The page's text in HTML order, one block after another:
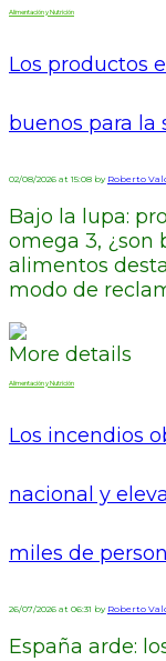
Alimentación y Nutrición
Los productos
buenos para la
02/08/2026 at 15:08 by Roberto
Bajo la lupa:
omega 3, ¿son
alimentos
modo de
More details
Alimentación y Nutrición
Los incendios
nacional y
miles de
26/07/2026 at 06:31 by Roberto
España arde: